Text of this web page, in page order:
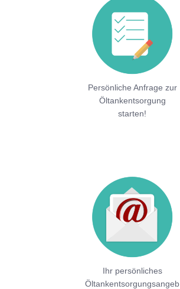
Persönliche Anfrage zur
Öltankentsorgung
starten!
Ihr persönliches
Öltankentsorgungsangeb